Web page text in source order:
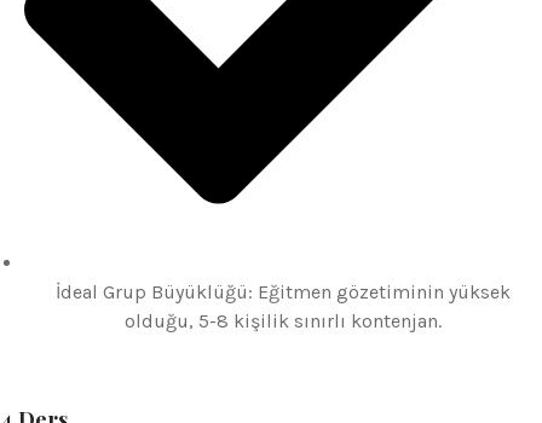
İdeal Grup Büyüklüğü: Eğitmen gözetiminin yüksek
olduğu, 5-8 kişilik sınırlı kontenjan.